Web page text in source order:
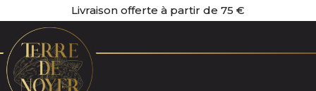
Livraison offerte à partir de 75 €